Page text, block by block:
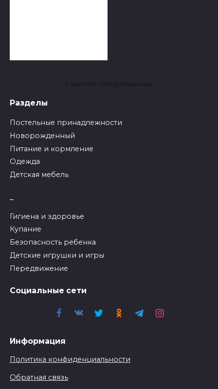
Развитие новорожденных
Разделы
Постельные принадлежности
Новорожденный
Питание и кормление
Одежда
Детская мебель
Гигиена и здоровье
Купание
Безопасность ребенка
Детские игрушки и игры
Передвижение
Социальные сети
Информация
Политика конфиденциальности
Обратная связь